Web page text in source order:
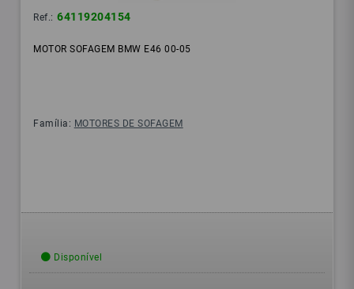
Ref.: 64119204154
MOTOR SOFAGEM BMW E46 00-05
Família: MOTORES DE SOFAGEM
Disponível